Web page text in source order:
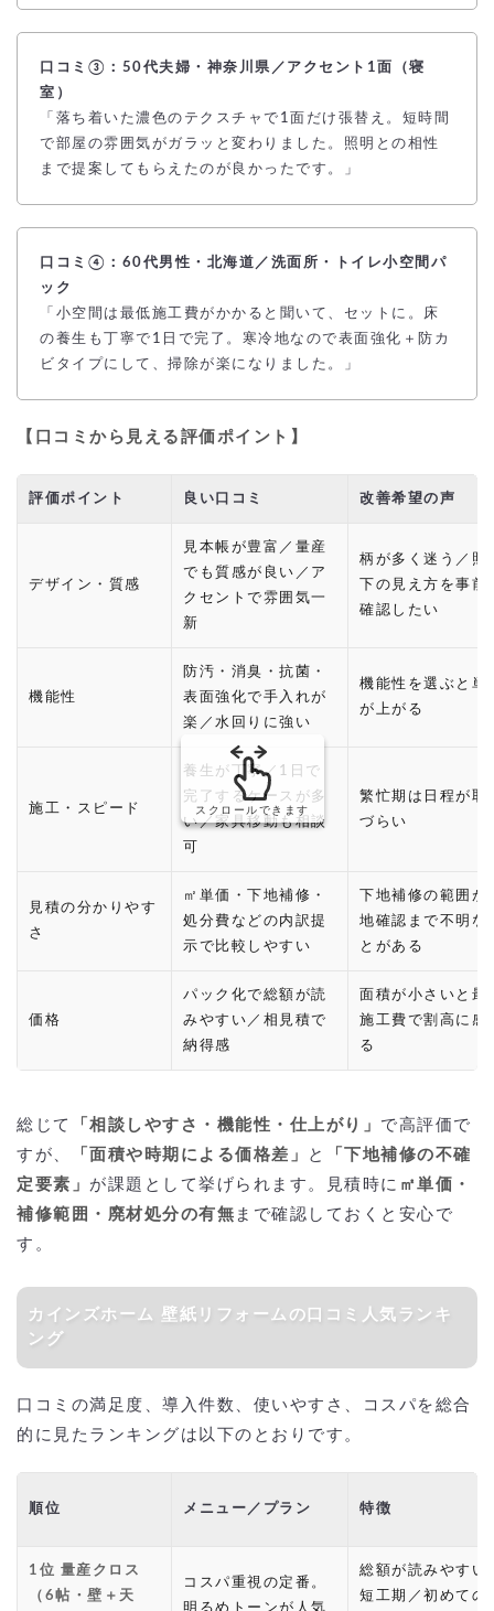
口コミ③：50代夫婦・神奈川県／アクセント1面（寝
室）
「落ち着いた濃色のテクスチャで1面だけ張替え。短時間
で部屋の雰囲気がガラッと変わりました。照明との相性
まで提案してもらえたのが良かったです。」
口コミ④：60代男性・北海道／洗面所・トイレ小空間パ
ック
「小空間は最低施工費がかかると聞いて、セットに。床
の養生も丁寧で1日で完了。寒冷地なので表面強化＋防カ
ビタイプにして、掃除が楽になりました。」
【口コミから見える評価ポイント】
評価ポイント 良い口コミ 改善希望の声
デザイン・質感
見本帳が豊富／量産
でも質感が良い／ア
クセントで雰囲気一
新
柄が多く迷う／照
下の見え方を事前
確認したい
機能性
防汚・消臭・抗菌・
表面強化で手入れが
楽／水回りに強い
機能性を選ぶと単
が上がる
施工・スピード
養生が丁寧／1日で
完了するケースが多
い／家具移動も相談
可
繁忙期は日程が取
づらい
見積の分かりやす
さ
㎡単価・下地補修・
処分費などの内訳提
示で比較しやすい
下地補修の範囲が
地確認まで不明な
とがある
価格
パック化で総額が読
みやすい／相見積で
納得感
面積が小さいと最
施工費で割高に感
る
スクロールできます
総じて 「相談しやすさ・機能性・仕上がり」 で高評価で
すが、
「面積や時期による価格差」 と
「下地補修の不確
定要素」 が課題として挙げられます。見積時に ㎡単価・
補修範囲・廃材処分の有無 まで確認しておくと安心で
す。
カインズホーム 壁紙リフォームの口コミ人気ランキ
ング
口コミの満足度、導入件数、使いやすさ、コスパを総合
的に見たランキングは以下のとおりです。
順位 メニュー／プラン 特徴
1位 量産クロス
（6帖・壁＋天
コスパ重視の定番。
総額が読みやすい
短工期／初めての